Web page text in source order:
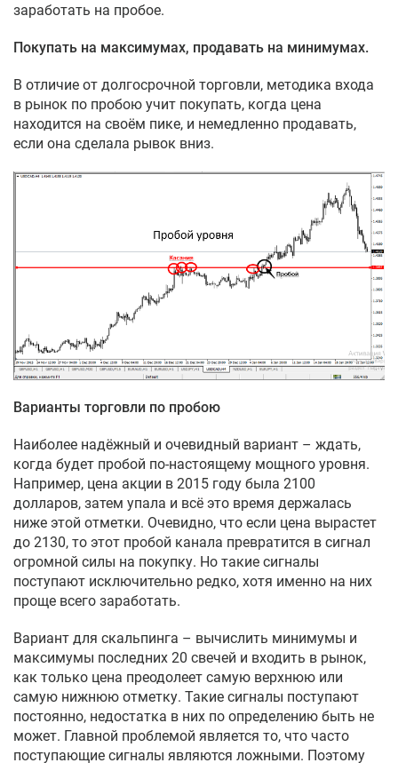
заработать на пробое.
Покупать на максимумах, продавать на минимумах.
В отличие от долгосрочной торговли, методика входа
в рынок по пробою учит покупать, когда цена
находится на своём пике, и немедленно продавать,
если она сделала рывок вниз.
Варианты торговли по пробою
Наиболее надёжный и очевидный вариант – ждать,
когда будет пробой по-настоящему мощного уровня.
Например, цена акции в 2015 году была 2100
долларов, затем упала и всё это время держалась
ниже этой отметки. Очевидно, что если цена вырастет
до 2130, то этот пробой канала превратится в сигнал
огромной силы на покупку. Но такие сигналы
поступают исключительно редко, хотя именно на них
проще всего заработать.
Вариант для скальпинга – вычислить минимумы и
максимумы последних 20 свечей и входить в рынок,
как только цена преодолеет самую верхнюю или
самую нижнюю отметку. Такие сигналы поступают
постоянно, недостатка в них по определению быть не
может. Главной проблемой является то, что часто
поступающие сигналы являются ложными. Поэтому